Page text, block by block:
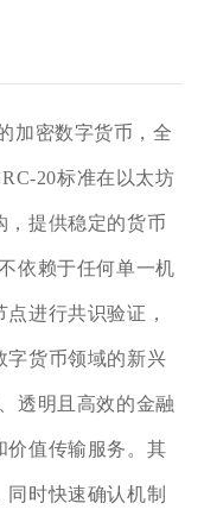
加密数字货币，全
20标准在以太坊
，提供稳定的货币
依赖于任何单一机
进行共识验证，
字货币领域的新兴
透明且高效的金融
价值传输服务。其
时快速确认机制